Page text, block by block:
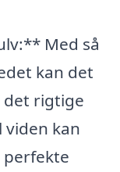
Med så
kan det
rigtige
viden kan